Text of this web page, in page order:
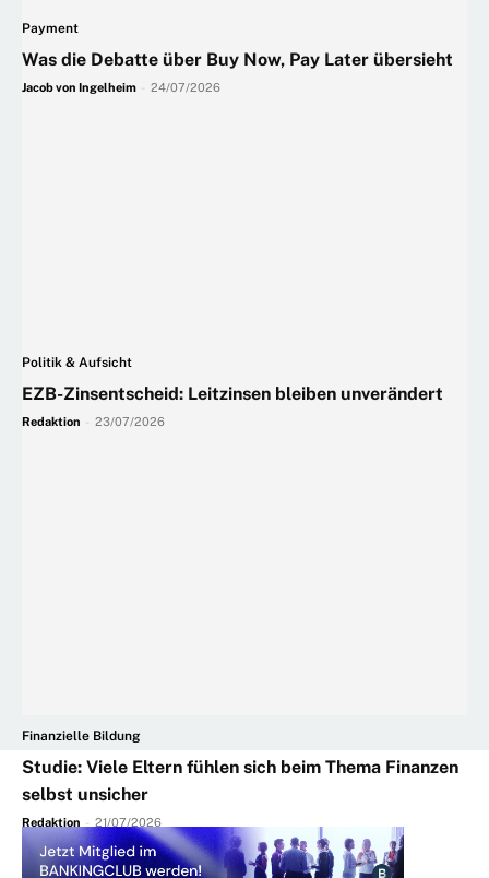
Payment
Was die Debatte über Buy Now, Pay Later übersieht
Jacob von Ingelheim 24/07/2026
Politik & Aufsicht
EZB-Zinsentscheid: Leitzinsen bleiben unverändert
Redaktion 23/07/2026
Finanzielle Bildung
Studie: Viele Eltern fühlen sich beim Thema Finanzen
selbst unsicher
Redaktion - 21/07/2026